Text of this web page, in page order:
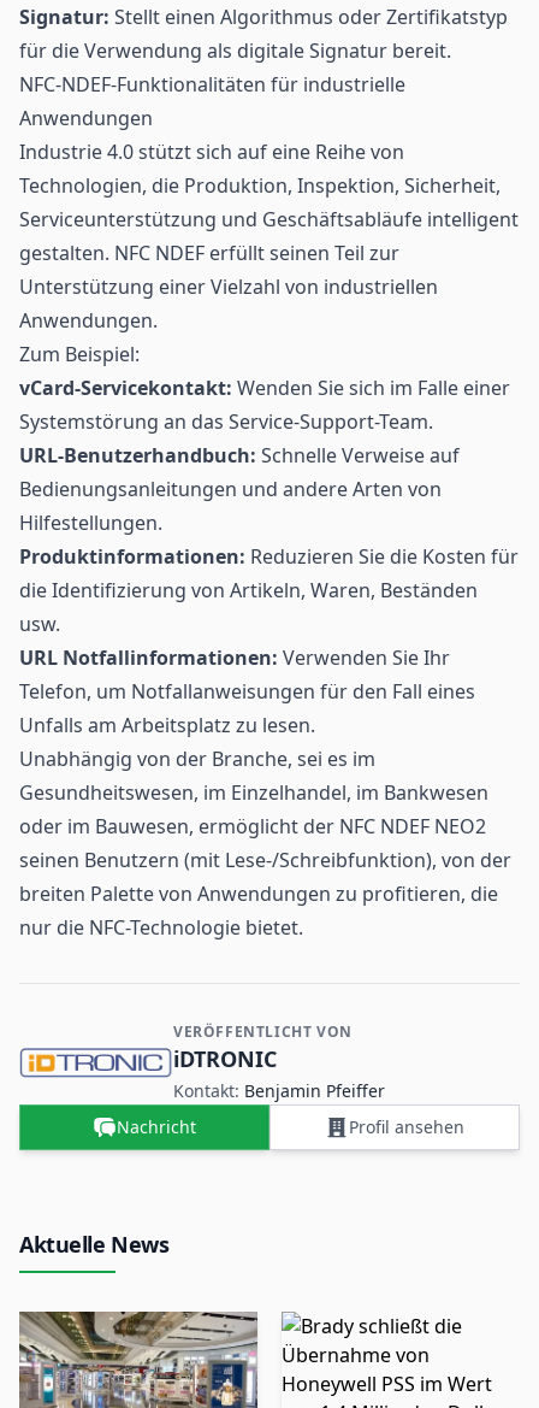
Signatur: Stellt einen Algorithmus oder Zertifikatstyp
für die Verwendung als digitale Signatur bereit.
NFC-NDEF-Funktionalitäten für industrielle
Anwendungen
Industrie 4.0 stützt sich auf eine Reihe von
Technologien, die Produktion, Inspektion, Sicherheit,
Serviceunterstützung und Geschäftsabläufe intelligent
gestalten. NFC NDEF erfüllt seinen Teil zur
Unterstützung einer Vielzahl von industriellen
Anwendungen.
Zum Beispiel:
vCard-Servicekontakt: Wenden Sie sich im Falle einer
Systemstörung an das Service-Support-Team.
URL-Benutzerhandbuch: Schnelle Verweise auf
Bedienungsanleitungen und andere Arten von
Hilfestellungen.
Produktinformationen: Reduzieren Sie die Kosten für
die Identifizierung von Artikeln, Waren, Beständen
usw.
URL Notfallinformationen: Verwenden Sie Ihr
Telefon, um Notfallanweisungen für den Fall eines
Unfalls am Arbeitsplatz zu lesen.
Unabhängig von der Branche, sei es im
Gesundheitswesen, im Einzelhandel, im Bankwesen
oder im Bauwesen, ermöglicht der NFC NDEF NEO2
seinen Benutzern (mit Lese-/Schreibfunktion), von der
breiten Palette von Anwendungen zu profitieren, die
nur die NFC-Technologie bietet.
Kontakt- und Firmeninformationen
VERÖFFENTLICHT VON
iDTRONIC
Kontakt: Benjamin Pfeiffer
Nachricht
Profil ansehen
Aktuelle News